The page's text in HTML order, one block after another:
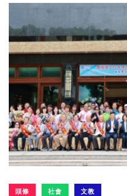
頭條 社會 文教